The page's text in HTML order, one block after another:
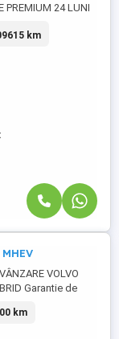
PREMIUM 24 LUNI
finantare cu
pentru
obtinute
...
km
VOLVO
Garantie de
wireless,
parcare fata
km